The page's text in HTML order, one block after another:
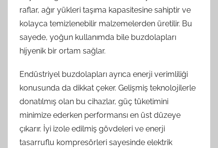
raflar, ağır yükleri taşıma kapasitesine sahiptir ve
kolayca temizlenebilir malzemelerden üretilir. Bu
sayede, yoğun kullanımda bile buzdolapları
hijyenik bir ortam sağlar.
Endüstriyel buzdolapları ayrıca enerji verimliliği
konusunda da dikkat çeker. Gelişmiş teknolojilerle
donatılmış olan bu cihazlar, güç tüketimini
minimize ederken performansı en üst düzeye
çıkarır. İyi izole edilmiş gövdeleri ve enerji
tasarruflu kompresörleri sayesinde elektrik